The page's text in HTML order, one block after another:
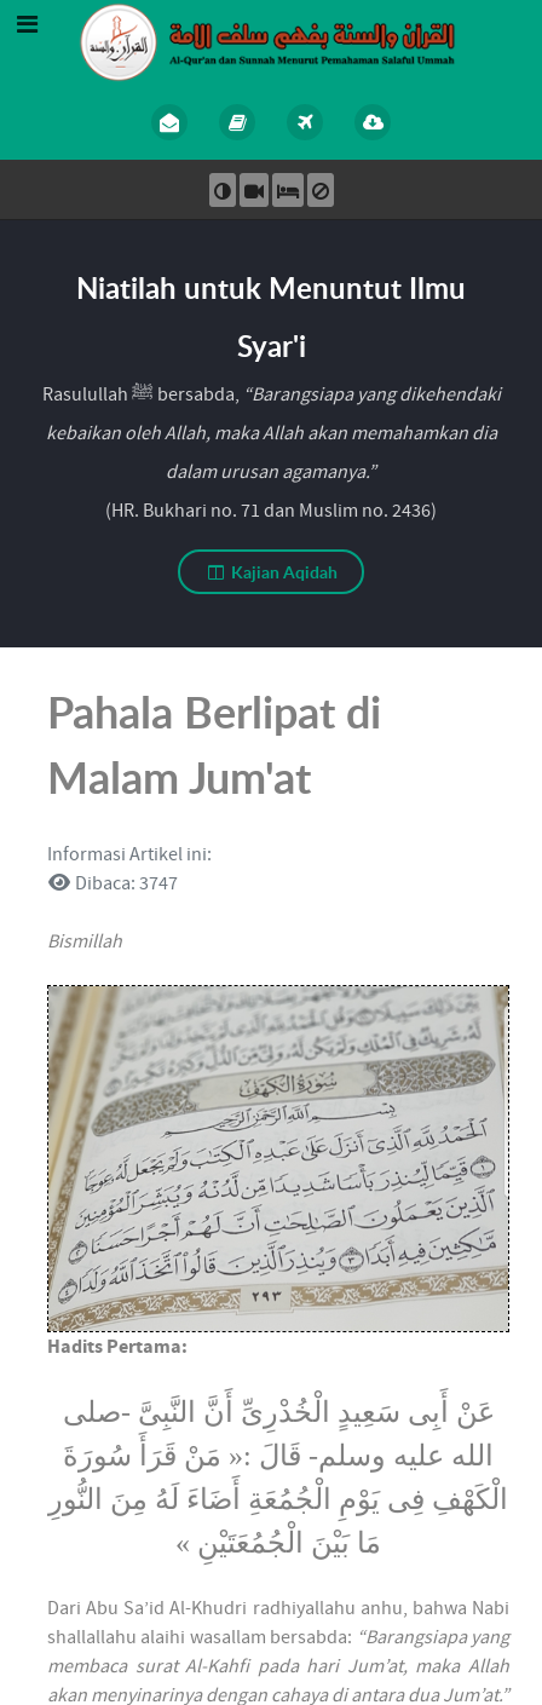
Niatilah untuk Menuntut Ilmu
Syar'i
Rasulullah ﷺ bersabda, “Barangsiapa yang dikehendaki
kebaikan oleh Allah, maka Allah akan memahamkan dia
dalam urusan agamanya.”
(HR. Bukhari no. 71 dan Muslim no. 2436)
Kajian Aqidah
Pahala Berlipat di
Malam Jum'at
Informasi Artikel ini:
Dibaca: 3747
Bismillah
Hadits Pertama:
عَنْ أَبِى سَعِيدٍ الْخُدْرِىِّ أَنَّ النَّبِىَّ -صلى
الله عليه وسلم- قَالَ :« مَنْ قَرَأَ سُورَةَ
الْكَهْفِ فِى يَوْمِ الْجُمُعَةِ أَضَاءَ لَهُ مِنَ النُّورِ
مَا بَيْنَ الْجُمُعَتَيْنِ »
Dari Abu Sa’id Al-Khudri radhiyallahu anhu, bahwa Nabi
shallallahu alaihi wasallam bersabda: “Barangsiapa yang
membaca surat Al-Kahfi pada hari Jum’at, maka Allah
akan menyinarinya dengan cahaya di antara dua Jum’at.”